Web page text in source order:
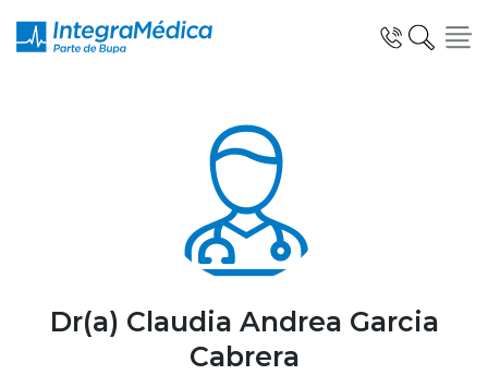
Especialidades y Servicios
Telemedicina Blua
Dr(a) Claudia Andrea Garcia
Cabrera